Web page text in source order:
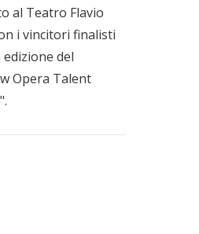
al Teatro Flavio
i vincitori finalisti
edizione del
Opera Talent